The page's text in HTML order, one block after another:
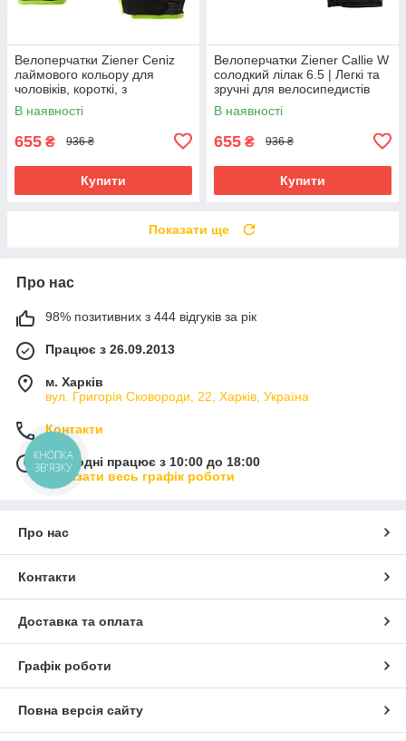
Велоперчатки Ziener Ceniz
лаймового кольору для
чоловіків, короткі, з
амортизуючими вставками та
гелевими подушечками
В наявності
655 ₴ 936 ₴
Купити
Велоперчатки Ziener Callie W
солодкий лілак 6.5 | Легкі та
зручні для велосипедистів
В наявності
655 ₴ 936 ₴
Купити
Показати ще
Про нас
98% позитивних з 444 відгуків за рік
Працює з 26.09.2013
м. Харків
вул. Григорія Сковороди, 22, Харків, Україна
Контакти
Сьогодні працює з 10:00 до 18:00
Показати весь графік роботи
Про нас
Контакти
Доставка та оплата
Графік роботи
Повна версія сайту
КНОПКА
ЗВ'ЯЗКУ